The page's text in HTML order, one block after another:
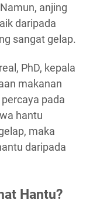
anjing
daripada
sangat gelap.
PhD, kepala
makanan
pada
hantu
maka
daripada
Hantu?